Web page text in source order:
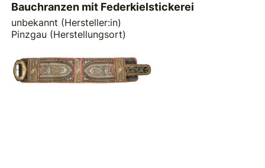
Bauchranzen mit Federkielstickerei
unbekannt (Hersteller:in)
Pinzgau (Herstellungsort)